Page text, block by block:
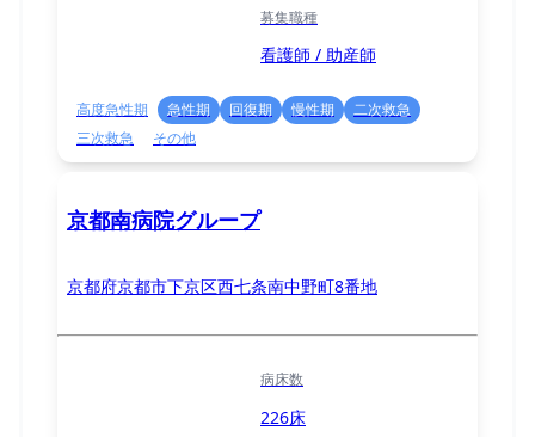
募集職種
看護師 / 助産師
高度急性期 急性期 回復期 慢性期
二次救急
三次救急
その他
京都南病院グループ
京都府京都市下京区西七条南中野町8番地
病床数
226床